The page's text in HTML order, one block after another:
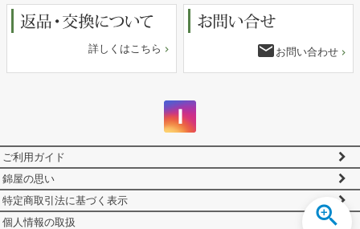
詳しくはこちら email お問い合わせ
ご利用ガイド
錦屋の思い
特定商取引法に基づく表示
個人情報の取扱